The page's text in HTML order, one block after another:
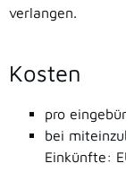
verlangen.
Kosten
pro
bei
Einkünfte: